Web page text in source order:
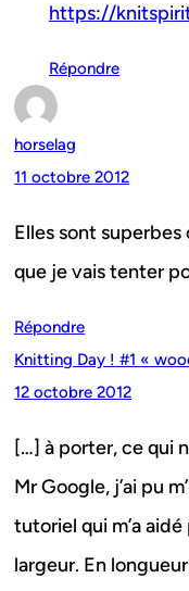
https://
Répondre
horselag
11 octobre 2012
Elles sont
que je vais tenter
Répondre
Knitting Day ! #1 «
12 octobre 2012
[…] à porter, ce qui
Mr Google, j’ai pu
tutoriel qui m’a
largeur. En